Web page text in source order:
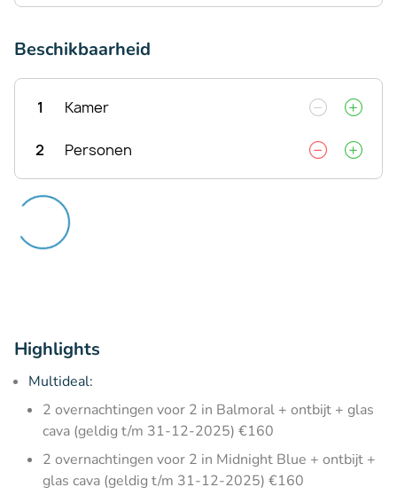
Beschikbaarheid
1 Kamer
2 Personen
Highlights
Multideal:
2 overnachtingen voor 2 in Balmoral + ontbijt + glas
cava (geldig t/m 31-12-2025) €160
2 overnachtingen voor 2 in Midnight Blue + ontbijt +
glas cava (geldig t/m 31-12-2025) €160